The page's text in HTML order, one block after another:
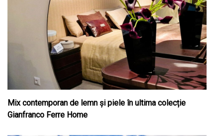
Mix contemporan de lemn şi piele în ultima colecție
Gianfranco Ferre Home